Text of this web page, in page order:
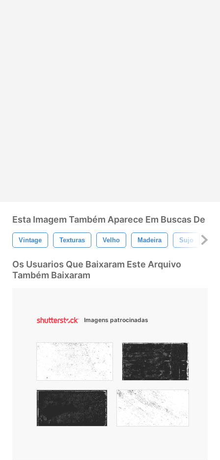
Esta Imagem Também Aparece Em Buscas De
Vintage Texturas Velho Madeira Sujo
Os Usuarios Que Baixaram Este Arquivo
Também Baixaram
Imagens patrocinadas